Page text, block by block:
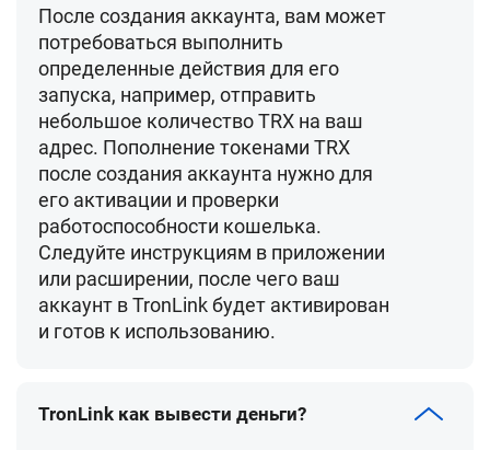
После создания аккаунта, вам может
потребоваться выполнить
определенные действия для его
запуска, например, отправить
небольшое количество TRX на ваш
адрес. Пополнение токенами TRX
после создания аккаунта нужно для
его активации и проверки
работоспособности кошелька.
Следуйте инструкциям в приложении
или расширении, после чего ваш
аккаунт в TronLink будет активирован
и готов к использованию.
TronLink как вывести деньги?